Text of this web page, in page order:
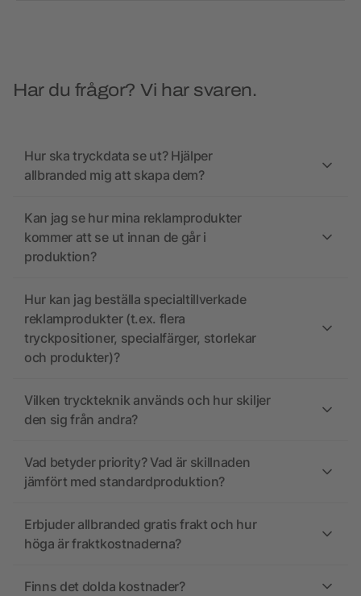
Har du frågor? Vi har svaren.
Hur ska tryckdata se ut? Hjälper
allbranded mig att skapa dem?
Kan jag se hur mina reklamprodukter
kommer att se ut innan de går i
produktion?
Hur kan jag beställa specialtillverkade
reklamprodukter (t.ex. flera
tryckpositioner, specialfärger, storlekar
och produkter)?
Vilken tryckteknik används och hur skiljer
den sig från andra?
Vad betyder priority? Vad är skillnaden
jämfört med standardproduktion?
Erbjuder allbranded gratis frakt och hur
höga är fraktkostnaderna?
Finns det dolda kostnader?